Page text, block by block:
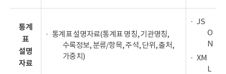
통계
표
설명
자료
통계표 설명자료(통계표 명칭, 기관명칭,
수록정보, 분류/항목, 주석, 단위, 출처,
가중치)
JS
O
N
XM
L